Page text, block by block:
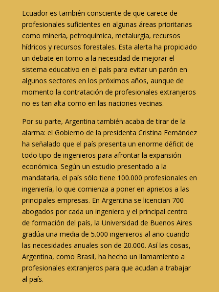
Ecuador es también consciente de que carece de
profesionales suficientes en algunas áreas prioritarias
como minería, petroquímica, metalurgia, recursos
hídricos y recursos forestales. Esta alerta ha propiciado
un debate en torno a la necesidad de mejorar el
sistema educativo en el país para evitar un parón en
algunos sectores en los próximos años, aunque de
momento la contratación de profesionales extranjeros
no es tan alta como en las naciones vecinas.
Por su parte, Argentina también acaba de tirar de la
alarma: el Gobierno de la presidenta Cristina Fernández
ha señalado que el país presenta un enorme déficit de
todo tipo de ingenieros para afrontar la expansión
económica. Según un estudio presentado a la
mandataria, el país sólo tiene 100.000 profesionales en
ingeniería, lo que comienza a poner en aprietos a las
principales empresas. En Argentina se licencian 700
abogados por cada un ingeniero y el principal centro
de formación del país, la Universidad de Buenos Aires
gradúa una media de 5.000 ingenieros al año cuando
las necesidades anuales son de 20.000. Así las cosas,
Argentina, como Brasil, ha hecho un llamamiento a
profesionales extranjeros para que acudan a trabajar
al país.